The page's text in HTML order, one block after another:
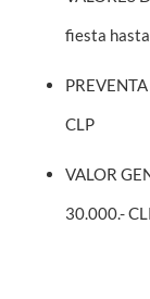
fiesta
CLP
VALOR
30.000.-